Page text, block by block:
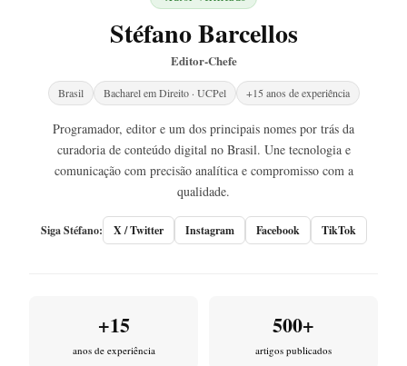
Stéfano Barcellos
Editor-Chefe
Brasil Bacharel em Direito · UCPel +15 anos de experiência
Programador, editor e um dos principais nomes por trás da
curadoria de conteúdo digital no Brasil. Une tecnologia e
comunicação com precisão analítica e compromisso com a
qualidade.
Siga Stéfano: X / Twitter Instagram Facebook TikTok
+15
anos de experiência
500+
artigos publicados